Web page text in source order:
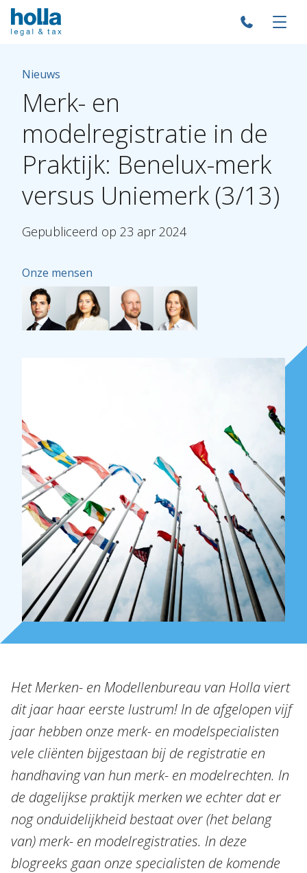
Over Holla
Topics
Internationaal
Nieuws
NL EN DE FR
Nieuws
Merk- en
modelregistratie in de
Praktijk: Benelux-merk
versus Uniemerk (3/13)
Gepubliceerd op 23 apr 2024
Onze mensen
Het Merken- en Modellenbureau van Holla viert
dit jaar haar eerste lustrum! In de afgelopen vijf
jaar hebben onze merk- en modelspecialisten
vele cliënten bijgestaan bij de registratie en
handhaving van hun merk- en modelrechten. In
de dagelijkse praktijk merken we echter dat er
nog onduidelijkheid bestaat over (het belang
van) merk- en modelregistraties. In deze
blogreeks gaan onze specialisten de komende